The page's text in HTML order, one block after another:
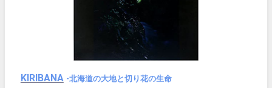
KIRIBANA -北海道の大地と切り花の生命